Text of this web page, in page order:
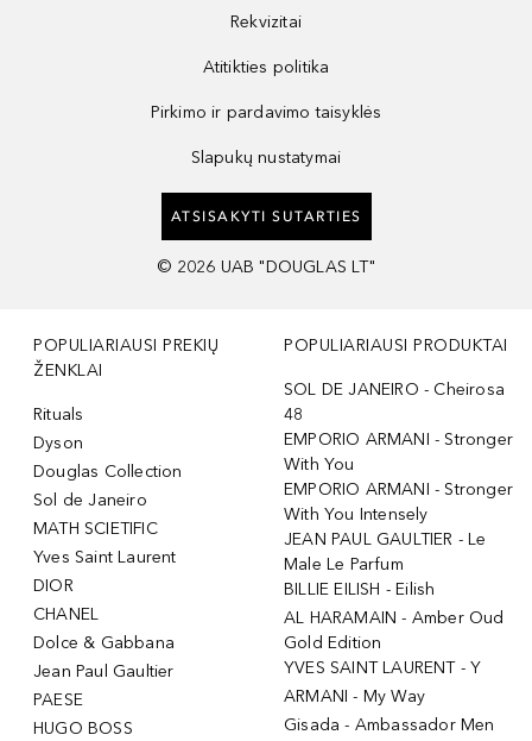
Rekvizitai
Atitikties politika
Pirkimo ir pardavimo taisyklės
Slapukų nustatymai
ATSISAKYTI SUTARTIES
© 2026 UAB "DOUGLAS LT"
POPULIARIAUSI PREKIŲ
ŽENKLAI
Rituals
Dyson
Douglas Collection
Sol de Janeiro
MATH SCIETIFIC
Yves Saint Laurent
DIOR
CHANEL
Dolce & Gabbana
Jean Paul Gaultier
PAESE
HUGO BOSS
POPULIARIAUSI PRODUKTAI
SOL DE JANEIRO - Cheirosa
48
EMPORIO ARMANI - Stronger
With You
EMPORIO ARMANI - Stronger
With You Intensely
JEAN PAUL GAULTIER - Le
Male Le Parfum
BILLIE EILISH - Eilish
AL HARAMAIN - Amber Oud
Gold Edition
YVES SAINT LAURENT - Y
ARMANI - My Way
Gisada - Ambassador Men